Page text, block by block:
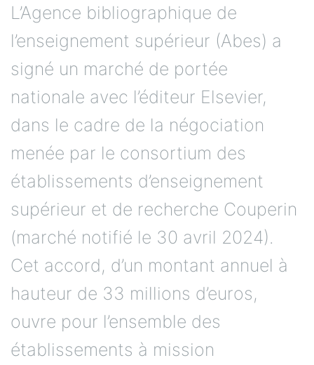
L’Agence bibliographique de
l’enseignement supérieur (Abes) a
signé un marché de portée
nationale avec l’éditeur Elsevier,
dans le cadre de la négociation
menée par le consortium des
établissements d’enseignement
supérieur et de recherche Couperin
(marché notifié le 30 avril 2024).
Cet accord, d’un montant annuel à
hauteur de 33 millions d’euros,
ouvre pour l’ensemble des
établissements à mission